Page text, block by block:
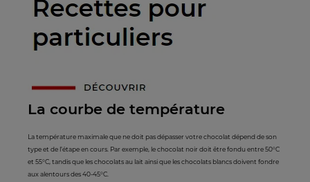
La courbe de température
La température maximale que ne doit pas dépasser votre chocolat dépend de son
type et de l’étape en cours. Par exemple, le chocolat noir doit être fondu entre 50°C
et 55°C, tandis que les chocolats au lait ainsi que les chocolats blancs doivent fondre
aux alentours des 40-45°C.